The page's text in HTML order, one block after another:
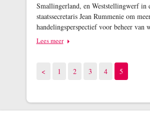
Smallingerland, en Weststellingwerf in
staatssecretaris Jean Rummenie om
handelingsperspectief voor beheer
Lees meer
Vorige pagina
< Pagina
1 Pagina
2 Pagina
3 Pagina
4 Pagina
5